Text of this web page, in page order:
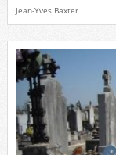
Jean-Yves Baxter